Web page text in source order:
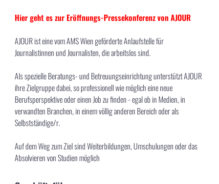
Hier geht es zur Eröffnungs-Pressekonferenz von AJOUR
AJOUR ist eine vom AMS Wien geförderte Anlaufstelle für
Journalistinnen und Journalisten, die arbeitslos sind.
Als spezielle Beratungs- und Betreuungseinrichtung unterstützt AJOUR
ihre Zielgruppe dabei, so professionell wie möglich eine neue
Berufsperspektive oder einen Job zu finden - egal ob in Medien, in
verwandten Branchen, in einem völlig anderen Bereich oder als
Selbstständige/r.
Auf dem Weg zum Ziel sind Weiterbildungen, Umschulungen oder das
Absolvieren von Studien möglich